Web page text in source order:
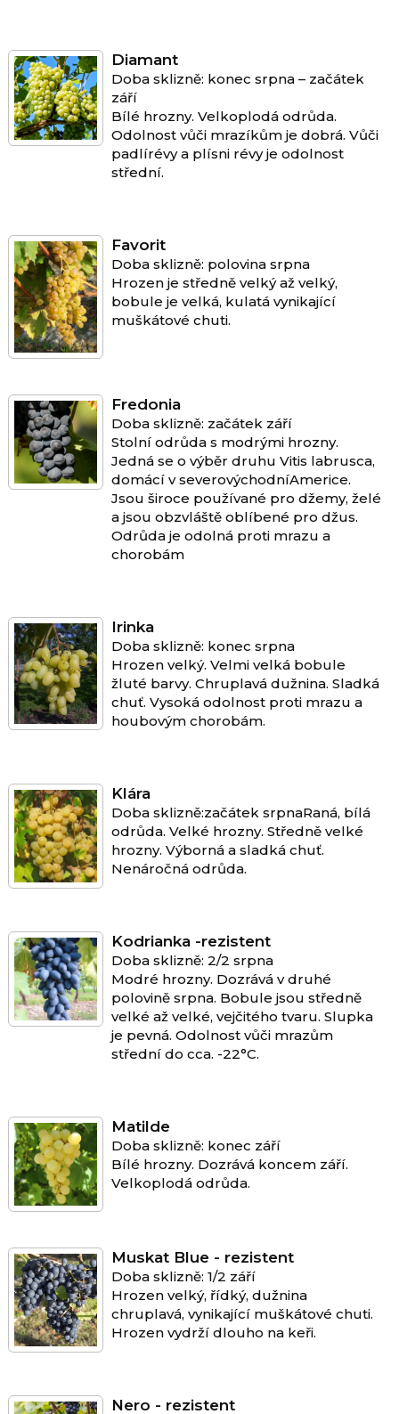
Diamant
Doba sklizně: konec srpna – začátek
září
Bílé hrozny. Velkoplodá odrůda.
Odolnost vůči mrazíkům je dobrá. Vůči
padlírévy a plísni révy je odolnost
střední.
Favorit
Doba sklizně: polovina srpna
Hrozen je středně velký až velký,
bobule je velká, kulatá vynikající
muškátové chuti.
Fredonia
Doba sklizně: začátek září
Stolní odrůda s modrými hrozny.
Jedná se o výběr druhu Vitis labrusca,
domácí v severovýchodníAmerice.
Jsou široce používané pro džemy, želé
a jsou obzvláště oblíbené pro džus.
Odrůda je odolná proti mrazu a
chorobám
Irinka
Doba sklizně: konec srpna
Hrozen velký. Velmi velká bobule
žluté barvy. Chruplavá dužnina. Sladká
chuť. Vysoká odolnost proti mrazu a
houbovým chorobám.
Klára
Doba sklizně:začátek srpnaRaná, bílá
odrůda. Velké hrozny. Středně velké
hrozny. Výborná a sladká chuť.
Nenáročná odrůda.
Kodrianka -rezistent
Doba sklizně: 2/2 srpna
Modré hrozny. Dozrává v druhé
polovině srpna. Bobule jsou středně
velké až velké, vejčitého tvaru. Slupka
je pevná. Odolnost vůči mrazům
střední do cca. -22°C.
Matilde
Doba sklizně: konec září
Bílé hrozny. Dozrává koncem září.
Velkoplodá odrůda.
Muskat Blue - rezistent
Doba sklizně: 1/2 září
Hrozen velký, řídký, dužnina
chruplavá, vynikající muškátové chuti.
Hrozen vydrží dlouho na keři.
Nero - rezistent